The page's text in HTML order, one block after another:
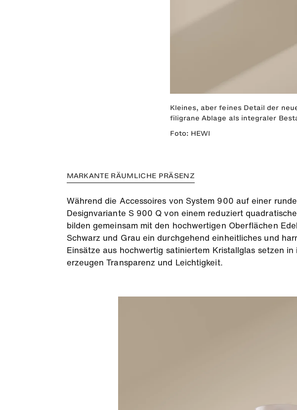
Kleines, aber feines Detail der
filigrane Ablage als integraler
Foto: HEWI
MARKANTE RÄUMLICHE PRÄSENZ
Während die Accessoires von System 900 auf einer
Designvariante S 900 Q von einem reduziert
bilden gemeinsam mit den hochwertigen Oberflächen
Schwarz und Grau ein durchgehend einheitliches und
Einsätze aus hochwertig satiniertem Kristallglas setzen
erzeugen Transparenz und Leichtigkeit.